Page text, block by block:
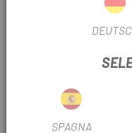
MEMORIA DI POSIZIONE
conservare facilmente
delle scarpe deve
SPAGNA